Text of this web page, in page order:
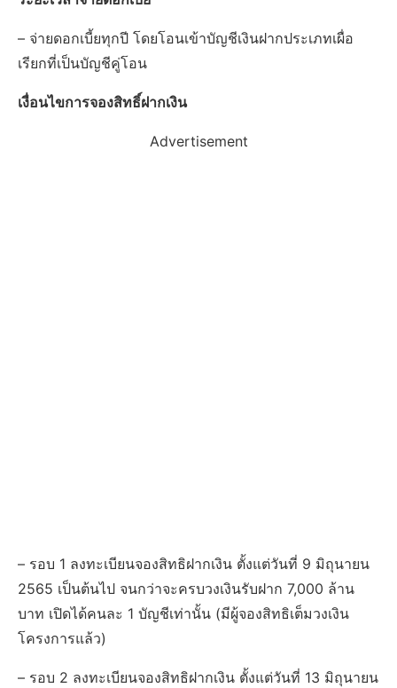
– จ่ายดอกเบี้ยทุกปี โดยโอนเข้าบัญชีเงินฝากประเภทเผื่อ
เรียกที่เป็นบัญชีคู่โอน
เงื่อนไขการจองสิทธิ์ฝากเงิน
Advertisement
– รอบ 1 ลงทะเบียนจองสิทธิฝากเงิน ตั้งแต่วันที่ 9 มิถุนายน
2565 เป็นต้นไป จนกว่าจะครบวงเงินรับฝาก 7,000 ล้าน
บาท เปิดได้คนละ 1 บัญชีเท่านั้น (มีผู้จองสิทธิเต็มวงเงิน
โครงการแล้ว)
– รอบ 2 ลงทะเบียนจองสิทธิฝากเงิน ตั้งแต่วันที่ 13 มิถุนายน